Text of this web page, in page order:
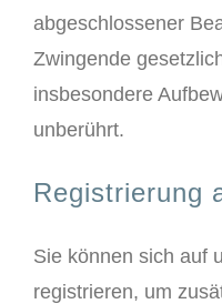
abgeschlossener
Zwingende
insbesondere
unberührt.
Registrierung
Sie können sich auf
registrieren, um